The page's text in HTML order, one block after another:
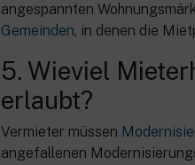
angespannten
Gemeinden, in denen die
5. Wieviel
erlaubt?
Vermieter müssen
angefallenen